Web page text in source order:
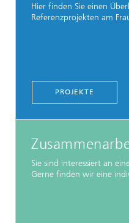
Hier finden Sie einen
Referenzprojekten am
PROJEKTE
Sie sind interessiert an
Gerne finden wir eine